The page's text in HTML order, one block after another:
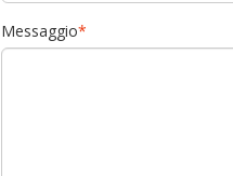
Messaggio*